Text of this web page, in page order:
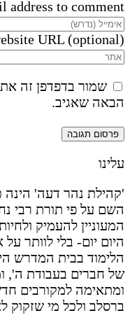
address to comment
URL (optional)
שמור בדפדפן זה
הבאה שאגיב.
עלינו
'קהילת נהר דעה'
השם על פי תורת רבי
המעוניין להעמיק
היום יום- בלי לוותר על
הלימוד בבית המדרש
של חברים בעבודת ה',
ומתאימה למקורבים
ברסלב ולכל מי שזקוק